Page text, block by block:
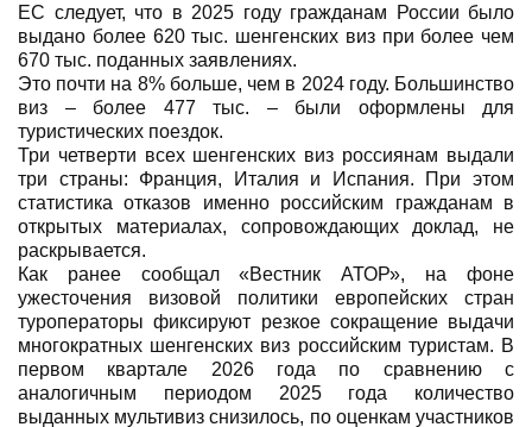
ЕС следует, что в 2025 году гражданам России было
выдано более 620 тыс. шенгенских виз при более чем
670 тыс. поданных заявлениях.
Это почти на 8% больше, чем в 2024 году. Большинство
виз – более 477 тыс. – были оформлены для
туристических поездок.
Три четверти всех шенгенских виз россиянам выдали
три страны: Франция, Италия и Испания. При этом
статистика отказов именно российским гражданам в
открытых материалах, сопровождающих доклад, не
раскрывается.
Как ранее сообщал «Вестник АТОР», на фоне
ужесточения визовой политики европейских стран
туроператоры фиксируют резкое сокращение выдачи
многократных шенгенских виз российским туристам. В
первом квартале 2026 года по сравнению с
аналогичным периодом 2025 года количество
выданных мультивиз снизилось, по оценкам участников